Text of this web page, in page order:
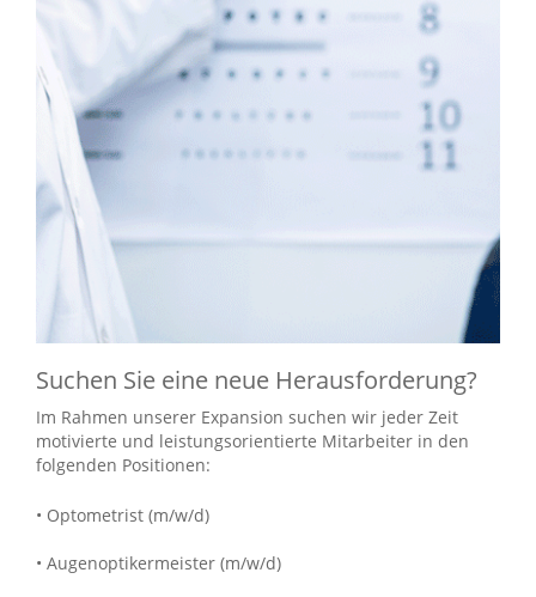
Suchen Sie eine neue Herausforderung?
Im Rahmen unserer Expansion suchen wir jeder Zeit
motivierte und leistungsorientierte Mitarbeiter in den
folgenden Positionen:
• Optometrist (m/w/d)
• Augenoptikermeister (m/w/d)